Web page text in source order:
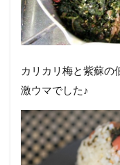
カリカリ梅と紫蘇の
激ウマでした♪